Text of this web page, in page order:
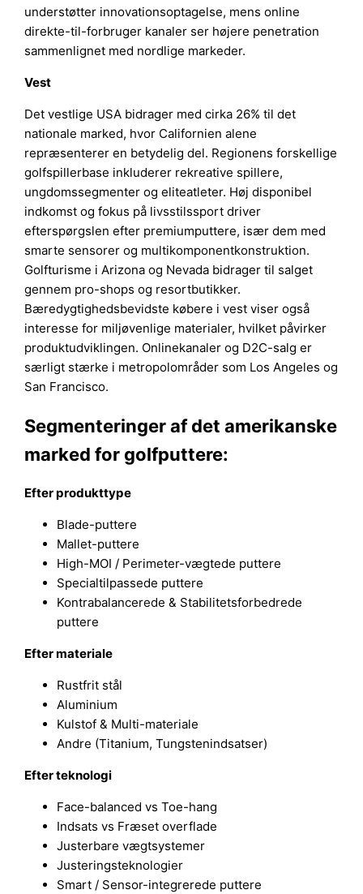
understøtter innovationsoptagelse, mens online
direkte-til-forbruger kanaler ser højere penetration
sammenlignet med nordlige markeder.
Vest
Det vestlige USA bidrager med cirka 26% til det
nationale marked, hvor Californien alene
repræsenterer en betydelig del. Regionens forskellige
golfspillerbase inkluderer rekreative spillere,
ungdomssegmenter og eliteatleter. Høj disponibel
indkomst og fokus på livsstilssport driver
efterspørgslen efter premiumputtere, især dem med
smarte sensorer og multikomponentkonstruktion.
Golfturisme i Arizona og Nevada bidrager til salget
gennem pro-shops og resortbutikker.
Bæredygtighedsbevidste købere i vest viser også
interesse for miljøvenlige materialer, hvilket påvirker
produktudviklingen. Onlinekanaler og D2C-salg er
særligt stærke i metropolområder som Los Angeles og
San Francisco.
Segmenteringer af det amerikanske
marked for golfputtere:
Efter produkttype
Blade-puttere
Mallet-puttere
High-MOI / Perimeter-vægtede puttere
Specialtilpassede puttere
Kontrabalancerede & Stabilitetsforbedrede
puttere
Efter materiale
Rustfrit stål
Aluminium
Kulstof & Multi-materiale
Andre (Titanium, Tungstenindsatser)
Efter teknologi
Face-balanced vs Toe-hang
Indsats vs Fræset overflade
Justerbare vægtsystemer
Justeringsteknologier
Smart / Sensor-integrerede puttere